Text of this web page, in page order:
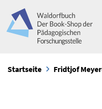
Startseite Fridtjof